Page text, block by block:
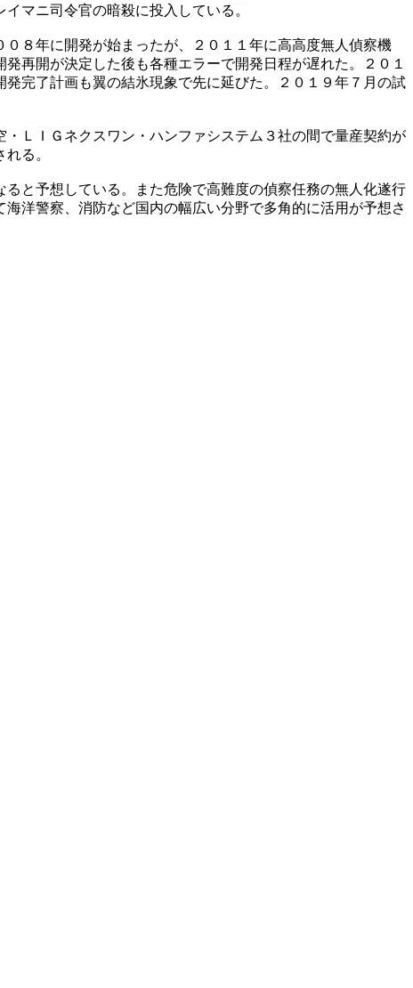
マニ司令官の暗殺に投入している。
８年に開発が始まったが、２０１１年に高高度無人偵察機
再開が決定した後も各種エラーで開発日程が遅れた。２０１
完了計画も翼の結氷現象で先に延びた。２０１９年７月の試
ＬＩＧネクスワン・ハンファシステム３社の間で量産契約が
る。
と予想している。また危険で高難度の偵察任務の無人化遂行
洋警察、消防など国内の幅広い分野で多角的に活用が予想さ